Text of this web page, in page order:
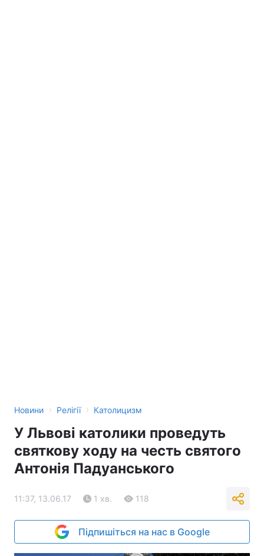
Новини › Релігії › Католицизм
У Львові католики проведуть
святкову ходу на честь святого
Антонія Падуанського
11:37, 13.06.17 1 хв. 118
Підпишіться на нас в Google